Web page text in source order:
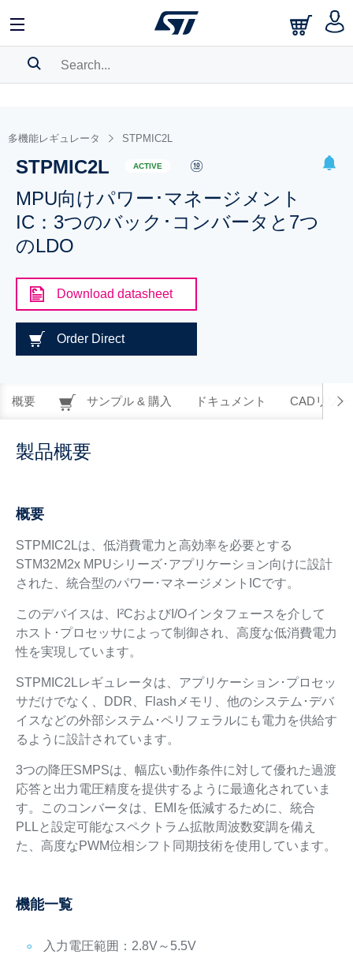
BOOKMARK
Pleaselog into show your saved searches.
多機能レギュレータ STPMIC2L
STPMIC2L ACTIVE
MPU向けパワー･マネージメント
IC：3つのバック･コンバータと7つ
のLDO
Download datasheet
Order Direct
概要 サンプル & 購入 ドキュメント CADリソー
製品概要
概要
STPMIC2Lは、低消費電力と高効率を必要とする
STM32M2x MPUシリーズ･アプリケーション向けに設計
された、統合型のパワー･マネージメントICです。
このデバイスは、I²CおよびI/Oインタフェースを介して
ホスト･プロセッサによって制御され、高度な低消費電力
性を実現しています。
STPMIC2Lレギュレータは、アプリケーション･プロセッ
サだけでなく、DDR、Flashメモリ、他のシステム･デバ
イスなどの外部システム･ペリフェラルにも電力を供給す
るように設計されています。
3つの降圧SMPSは、幅広い動作条件に対して優れた過渡
応答と出力電圧精度を提供するように最適化されていま
す。このコンバータは、EMIを低減するために、統合
PLLと設定可能なスペクトラム拡散周波数変調を備え
た、高度なPWM位相シフト同期技術を使用しています。
機能一覧
入力電圧範囲：2.8V～5.5V